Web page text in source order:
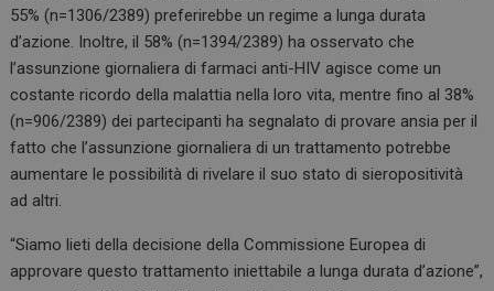
55% (n=1306/2389) preferirebbe un regime a lunga durata
d’azione. Inoltre, il 58% (n=1394/2389) ha osservato che
l’assunzione giornaliera di farmaci anti-HIV agisce come un
costante ricordo della malattia nella loro vita, mentre fino al 38%
(n=906/2389) dei partecipanti ha segnalato di provare ansia per il
fatto che l’assunzione giornaliera di un trattamento potrebbe
aumentare le possibilità di rivelare il suo stato di sieropositività
ad altri.
“Siamo lieti della decisione della Commissione Europea di
approvare questo trattamento iniettabile a lunga durata d’azione”,